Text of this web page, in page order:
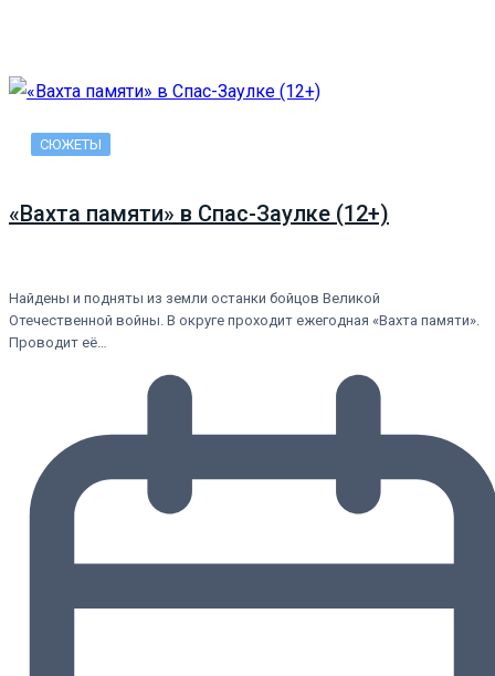
СЮЖЕТЫ
«Вахта памяти» в Спас-Заулке (12+)
Найдены и подняты из земли останки бойцов Великой
Отечественной войны. В округе проходит ежегодная «Вахта памяти».
Проводит её…